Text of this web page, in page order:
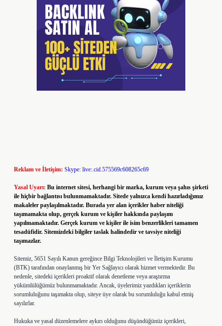
Reklam ve İletişim: Skype: live:.cid.575569c608265c69
Yasal Uyarı: Bu internet sitesi, herhangi bir marka, kurum veya şahıs şirketi
ile hiçbir bağlantısı bulunmamaktadır. Sitede yalnızca kendi hazırladığımız
makaleler paylaşılmaktadır. Burada yer alan içerikler haber niteliği
taşımamakta olup, gerçek kurum ve kişiler hakkında paylaşım
yapılmamaktadır. Gerçek kurum ve kişiler ile isim benzerlikleri tamamen
tesadüfidir. Sitemizdeki bilgiler taslak halindedir ve tavsiye niteliği
taşımazlar.
Sitemiz, 5651 Sayılı Kanun gereğince Bilgi Teknolojileri ve İletişim Kurumu
(BTK) tarafından onaylanmış bir Yer Sağlayıcı olarak hizmet vermektedir. Bu
nedenle, sitedeki içerikleri proaktif olarak denetleme veya araştırma
yükümlülüğümüz bulunmamaktadır. Ancak, üyelerimiz yazdıkları içeriklerin
sorumluluğunu taşımakta olup, siteye üye olarak bu sorumluluğu kabul etmiş
sayılırlar.
Hukuka ve yasal düzenlemelere aykırı olduğunu düşündüğünüz içerikleri,